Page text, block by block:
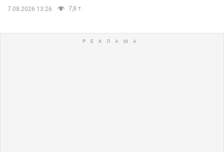
7.08.2026 13:26 7,8 т.